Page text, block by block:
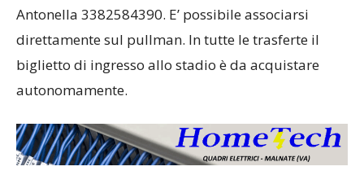
Antonella 3382584390. E’ possibile associarsi
direttamente sul pullman. In tutte le trasferte il
biglietto di ingresso allo stadio è da acquistare
autonomamente.